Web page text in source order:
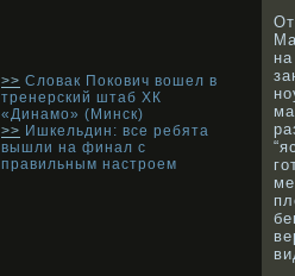
>> Словак Покович вошел в
тренерский штаб ХК
«Динамо» (Минск)
>> Ишкельдин: все ребята
вышли на финал с
правильным настроем